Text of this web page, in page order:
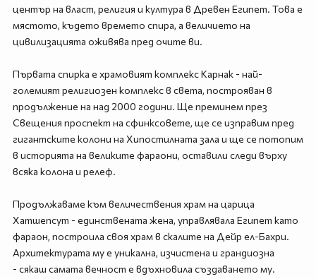
център на власт, религия и култура в Древен Египет. Това е
мястото, където времето спира, а величието на
цивилизацията оживява пред очите ви.
Първата спирка е храмовият комплекс Карнак - най-
големият религиозен комплекс в света, построяван в
продължение на над 2000 години. Ще преминем през
Свещения проспект на сфинксовете, ще се изправим пред
гигантските колони на Хипостилната зала и ще се потопим
в историята на великите фараони, оставили следи върху
всяка колона и релеф.
Продължаваме към величествения храм на царица
Хатшепсут - единствената жена, управлявала Египет като
фараон, построила своя храм в скалите на Дейр ел-Бахри.
Архитектурата му е уникална, изчистена и грандиозна
- сякаш самата вечност е вдъхновила създаването му.